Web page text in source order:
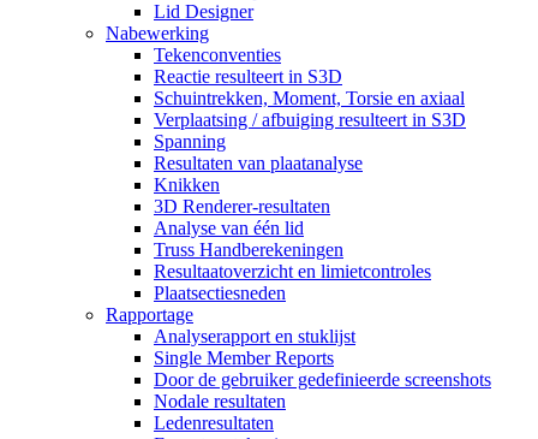
Lid Designer
Nabewerking
Tekenconventies
Reactie resulteert in S3D
Schuintrekken, Moment, Torsie en axiaal
Verplaatsing / afbuiging resulteert in S3D
Spanning
Resultaten van plaatanalyse
Knikken
3D Renderer-resultaten
Analyse van één lid
Truss Handberekeningen
Resultaatoverzicht en limietcontroles
Plaatsectiesneden
Rapportage
Analyserapport en stuklijst
Single Member Reports
Door de gebruiker gedefinieerde screenshots
Nodale resultaten
Ledenresultaten